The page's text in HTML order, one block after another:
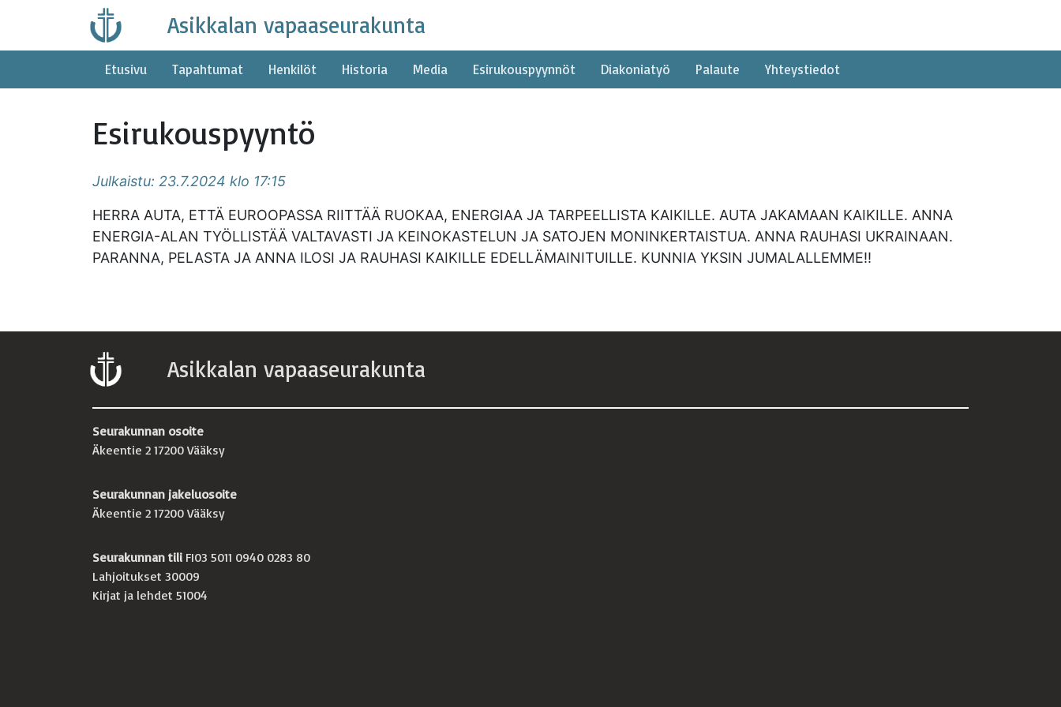
content
Asikkalan vapaaseurakunta
Etusivu Tapahtumat Henkilöt Historia Media Esirukouspyynnöt Diakoniatyö Palaute Yhteystiedot
Esirukouspyyntö
Julkaistu: 23.7.2024 klo 17:15
HERRA AUTA, ETTÄ EUROOPASSA RIITTÄÄ RUOKAA, ENERGIAA JA TARPEELLISTA KAIKILLE. AUTA JAKAMAAN KAIKILLE. ANNA
ENERGIA-ALAN TYÖLLISTÄÄ VALTAVASTI JA KEINOKASTELUN JA SATOJEN MONINKERTAISTUA. ANNA RAUHASI UKRAINAAN.
PARANNA, PELASTA JA ANNA ILOSI JA RAUHASI KAIKILLE EDELLÄMAINITUILLE. KUNNIA YKSIN JUMALALLEMME!!
Asikkalan vapaaseurakunta
Seurakunnan osoite
Äkeentie 2 17200 Vääksy
Seurakunnan jakeluosoite
Äkeentie 2 17200 Vääksy
Seurakunnan tili FI03 5011 0940 0283 80
Lahjoitukset 30009
Kirjat ja lehdet 51004